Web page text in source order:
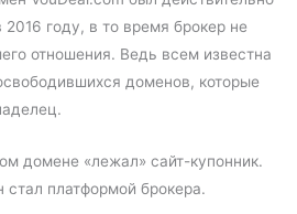
году, в то время брокер не
отношения. Ведь всем известна
доменов, которые
домене «лежал» сайт-купонник.
стал платформой брокера.